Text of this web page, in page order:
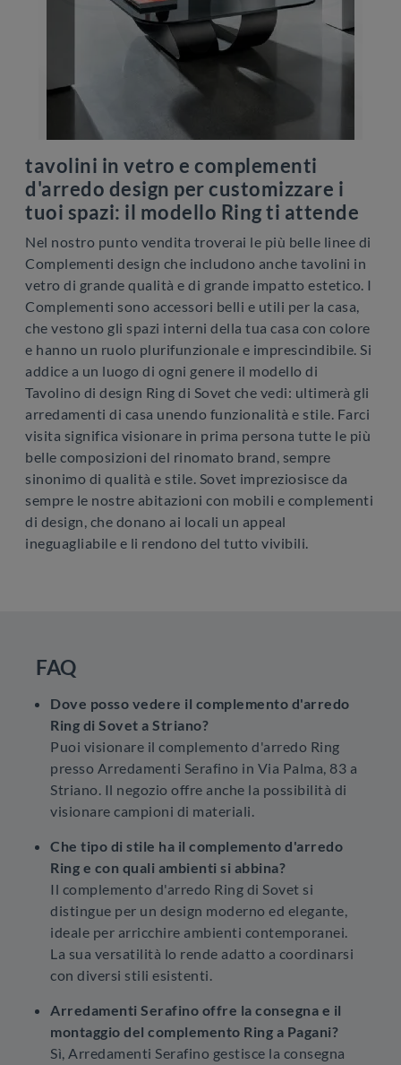
tavolini in vetro e complementi
d'arredo design per customizzare i
tuoi spazi: il modello Ring ti attende
Nel nostro punto vendita troverai le più belle linee di
Complementi design che includono anche tavolini in
vetro di grande qualità e di grande impatto estetico. I
Complementi sono accessori belli e utili per la casa,
che vestono gli spazi interni della tua casa con colore
e hanno un ruolo plurifunzionale e imprescindibile. Si
addice a un luogo di ogni genere il modello di
Tavolino di design Ring di Sovet che vedi: ultimerà gli
arredamenti di casa unendo funzionalità e stile. Farci
visita significa visionare in prima persona tutte le più
belle composizioni del rinomato brand, sempre
sinonimo di qualità e stile. Sovet impreziosisce da
sempre le nostre abitazioni con mobili e complementi
di design, che donano ai locali un appeal
ineguagliabile e li rendono del tutto vivibili.
FAQ
Dove posso vedere il complemento d'arredo
Ring di Sovet a Striano?
Puoi visionare il complemento d'arredo Ring
presso Arredamenti Serafino in Via Palma, 83 a
Striano. Il negozio offre anche la possibilità di
visionare campioni di materiali.
Che tipo di stile ha il complemento d'arredo
Ring e con quali ambienti si abbina?
Il complemento d'arredo Ring di Sovet si
distingue per un design moderno ed elegante,
ideale per arricchire ambienti contemporanei.
La sua versatilità lo rende adatto a coordinarsi
con diversi stili esistenti.
Arredamenti Serafino offre la consegna e il
montaggio del complemento Ring a Pagani?
Sì, Arredamenti Serafino gestisce la consegna